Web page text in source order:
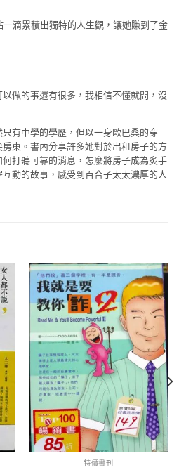
滴累積出獨特的人生觀，讓她賺到了金
以做的事還有很多，我相信不懂就問，沒
有中學的學歷，但以一身歐巴桑的穿
東。書內分享許多她對於出租房子的方
打聽可靠的消息，怎麼將房子成為炙手
動的故事，感受到百合子太太濃厚的人
特價書刊